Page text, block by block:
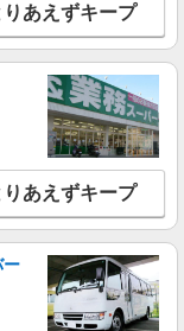
りあえずキープ
りあえずキープ
ー